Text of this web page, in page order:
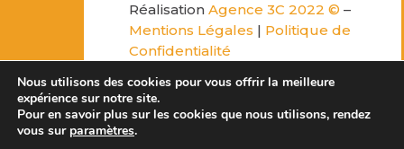
Réalisation Agence 3C 2022 © –
Mentions Légales | Politique de
Confidentialité
intermetropolitaine Loire
Bretagne (AILB). Tous droits
réservés –
Nous utilisons des cookies pour vous offrir la meilleure
expérience sur notre site.
Pour en savoir plus sur les cookies que nous utilisons, rendez
vous sur paramètres.